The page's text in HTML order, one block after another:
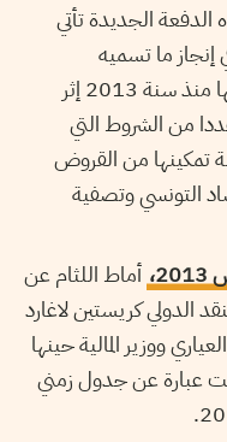
الجديدة تأتي
إنجاز ما تسميه
“إصلاحات اقتصاديّة” تسارعت وتيرتها منذ سنة 2013 إثر
من الشروط التي
تمكينها من القروض
التونسي وتصفية
أماط اللثام عن
الدولي كريستين لاغارد
ووزير المالية حينها
عبارة عن جدول زمني